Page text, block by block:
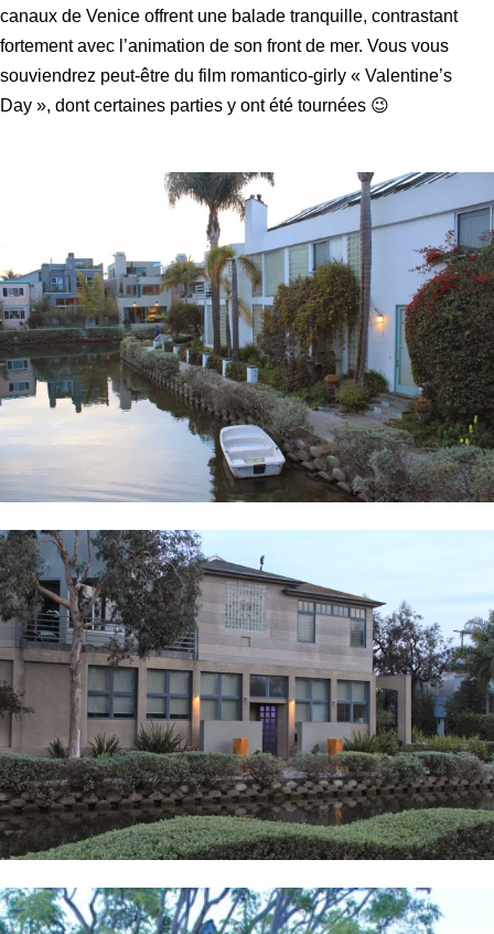
canaux de Venice offrent une balade tranquille, contrastant
fortement avec l’animation de son front de mer. Vous vous
souviendrez peut-être du film romantico-girly « Valentine’s
Day », dont certaines parties y ont été tournées 😉